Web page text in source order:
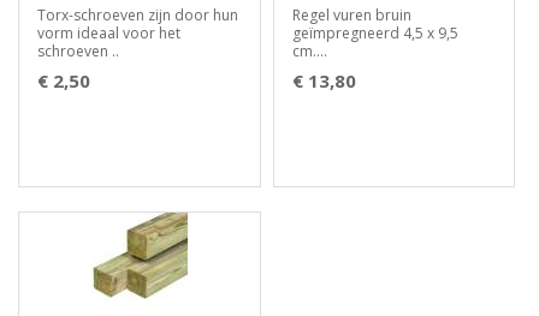
Torx-schroeven zijn door hun
vorm ideaal voor het
schroeven ..
€ 2,50
Regel vuren bruin
geïmpregneerd 4,5 x 9,5
cm....
€ 13,80